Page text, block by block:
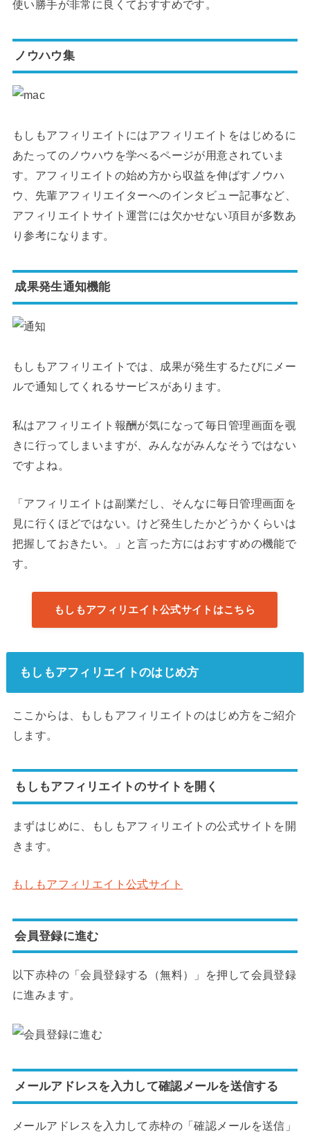
使い勝手が非常に良くておすすめです。
ノウハウ集
もしもアフィリエイトにはアフィリエイトをはじめるに
あたってのノウハウを学べるページが用意されていま
す。アフィリエイトの始め方から収益を伸ばすノウハ
ウ、先輩アフィリエイターへのインタビュー記事など、
アフィリエイトサイト運営には欠かせない項目が多数あ
り参考になります。
成果発生通知機能
もしもアフィリエイトでは、成果が発生するたびにメー
ルで通知してくれるサービスがあります。
私はアフィリエイト報酬が気になって毎日管理画面を覗
きに行ってしまいますが、みんながみんなそうではない
ですよね。
「アフィリエイトは副業だし、そんなに毎日管理画面を
見に行くほどではない。けど発生したかどうかくらいは
把握しておきたい。」と言った方にはおすすめの機能で
す。
もしもアフィリエイト公式サイトはこちら
もしもアフィリエイトのはじめ方
ここからは、もしもアフィリエイトのはじめ方をご紹介
します。
もしもアフィリエイトのサイトを開く
まずはじめに、もしもアフィリエイトの公式サイトを開
きます。
もしもアフィリエイト公式サイト
会員登録に進む
以下赤枠の「会員登録する（無料）」を押して会員登録
に進みます。
メールアドレスを入力して確認メールを送信する
メールアドレスを入力して赤枠の「確認メールを送信」